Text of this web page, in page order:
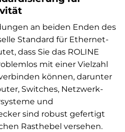
an beiden Enden des
Standard für Ethernet-
dass Sie das ROLINE
mit einer Vielzahl
können, darunter
Switches, Netzwerk-
und
sind robust gefertigt
Rasthebel versehen.